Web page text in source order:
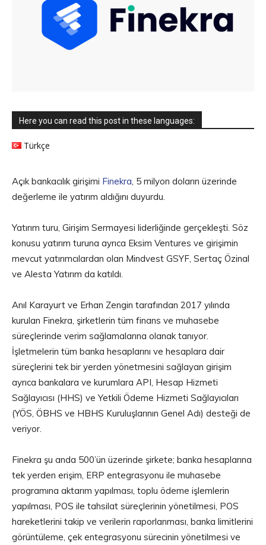
Here you can read this post in these languages:
Türkçe
Açık bankacılık girişimi Finekra , 5 milyon doların üzerinde
değerleme ile yatırım aldığını duyurdu.
Yatırım turu, Girişim Sermayesi liderliğinde gerçekleşti. Söz
konusu yatırım turuna ayrıca Eksim Ventures ve girişimin
mevcut yatırımcılardan olan Mindvest GSYF, Sertaç Özinal
ve Alesta Yatırım da katıldı.
Anıl Karayurt ve Erhan Zengin tarafından 2017 yılında
kurulan Finekra, şirketlerin tüm finans ve muhasebe
süreçlerinde verim sağlamalarına olanak tanıyor.
İşletmelerin tüm banka hesaplarını ve hesaplara dair
süreçlerini tek bir yerden yönetmesini sağlayan girişim
ayrıca bankalara ve kurumlara API, Hesap Hizmeti
Sağlayıcısı (HHS) ve Yetkili Ödeme Hizmeti Sağlayıcıları
(YÖS, ÖBHS ve HBHS Kuruluşlarının Genel Adı) desteği de
veriyor.
Finekra şu anda 500’ün üzerinde şirkete; banka hesaplarına
tek yerden erişim, ERP entegrasyonu ile muhasebe
programına aktarım yapılması, toplu ödeme işlemlerin
yapılması, POS ile tahsilat süreçlerinin yönetilmesi, POS
hareketlerini takip ve verilerin raporlanması, banka limitlerini
görüntüleme, çek entegrasyonu sürecinin yönetilmesi ve